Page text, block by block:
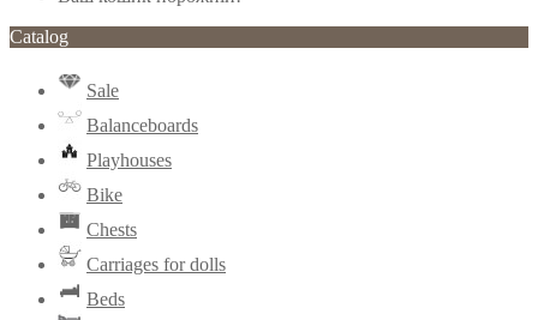
Catalog
Sale
Balanceboards
Playhouses
Bike
Chests
Carriages for dolls
Beds